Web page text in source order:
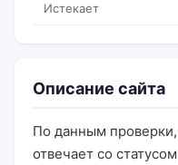
Истекает
Описание сайта
По данным
отвечает со